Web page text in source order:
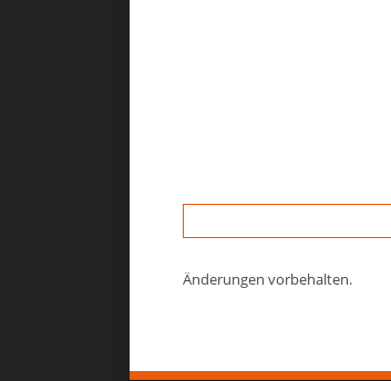
Änderungen vorbehalten.